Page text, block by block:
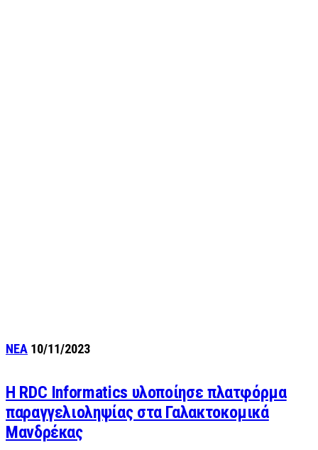
ΝΕΑ 10/11/2023
Η RDC Informatics υλοποίησε πλατφόρμα
παραγγελιοληψίας στα Γαλακτοκομικά
Μανδρέκας